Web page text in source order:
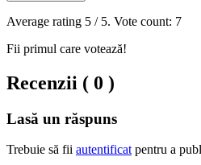
Average rating 5 / 5. Vote count: 7
Fii primul care votează!
Recenzii ( 0 )
Lasă un răspuns
Trebuie să fii autentificat pentru a